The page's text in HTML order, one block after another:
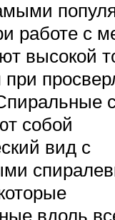
работе с
высокой
при
собой
вид с
вдоль